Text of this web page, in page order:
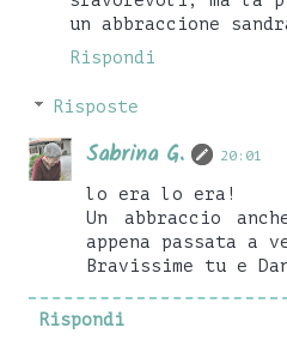
un abbraccione
Rispondi
Risposte
Sabrina G. 20:01
lo era lo era!
Un abbraccio
appena passata a
Bravissime tu e
Rispondi